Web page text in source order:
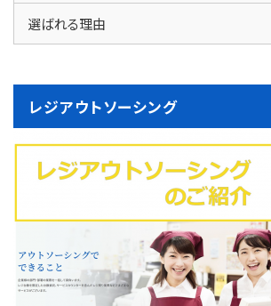
選ばれる理由
レジアウトソーシング